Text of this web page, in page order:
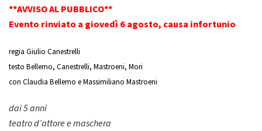
**AVVISO AL PUBBLICO**
Evento rinviato a giovedì 6 agosto, causa infortunio
regia Giulio Canestrelli
testo Bellemo, Canestrelli, Mastroeni, Mori
con Claudia Bellemo e Massimiliano Mastroeni
dai 5 anni
teatro d’attore e maschera